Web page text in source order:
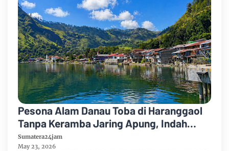
Pesona Alam Danau Toba di Haranggaol
Tanpa Keramba Jaring Apung, Indah
Memesona
Sumatera24jam
May 23, 2026